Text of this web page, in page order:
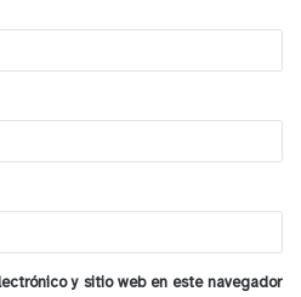
y sitio web en este navegador